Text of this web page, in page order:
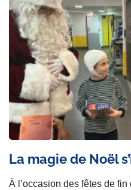
La magie de Noël
À l’occasion des fêtes de fin